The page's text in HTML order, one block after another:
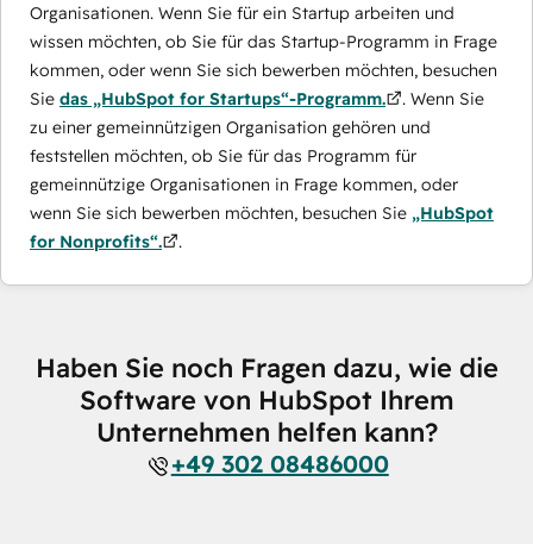
Organisationen. Wenn Sie für ein Startup arbeiten und
wissen möchten, ob Sie für das Startup-Programm in Frage
kommen, oder wenn Sie sich bewerben möchten, besuchen
Sie das „HubSpot for Startups“-Programm.
. Wenn Sie
zu einer gemeinnützigen Organisation gehören und
feststellen möchten, ob Sie für das Programm für
gemeinnützige Organisationen in Frage kommen, oder
wenn Sie sich bewerben möchten, besuchen Sie „HubSpot
for Nonprofits“.
.
Haben Sie noch Fragen dazu, wie die
Software von HubSpot Ihrem
Unternehmen helfen kann?
+49 302 08486000